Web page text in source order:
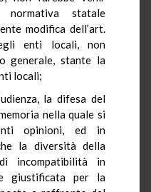
normativa statale
modifica dell’art.
enti locali, non
generale, stante la
locali;
la difesa del
nella quale si
opinioni, ed in
la diversità della
incompatibilità in
giustificata per la